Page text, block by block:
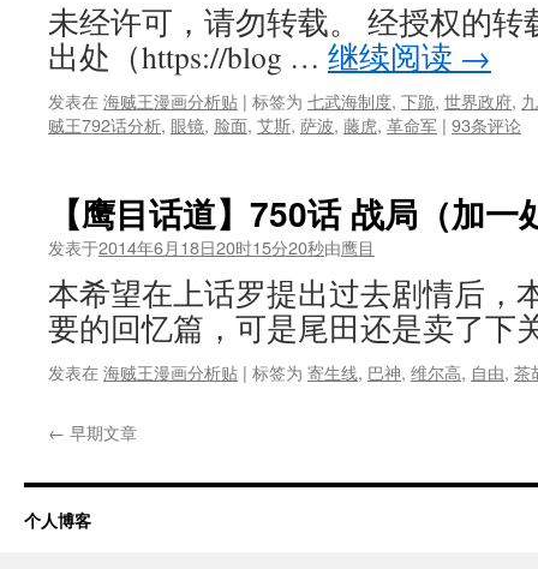
未经许可，请勿转载。 经授权的
出处（https://blog … 继续阅读 →
发表在 海贼王漫画分析贴 | 标签为 七武海制度, 下跪, 世界政府,
贼王792话分析, 眼镜, 脸面, 艾斯, 萨波, 藤虎, 革命军 | 93条评论
【鹰目话道】750话 战局（加
发表于2014年6月18日20时15分20秒由鹰目
本希望在上话罗提出过去剧情后，
要的回忆篇，可是尾田还是卖了
发表在 海贼王漫画分析贴 | 标签为 寄生线, 巴神, 维尔高, 自由, 茶
← 早期文章
个人博客